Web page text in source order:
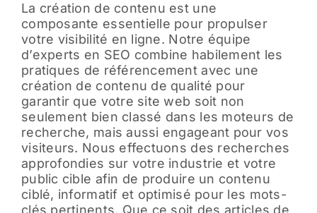
La création de contenu est une
composante essentielle pour propulser
votre visibilité en ligne. Notre équipe
d’experts en SEO combine habilement les
pratiques de référencement avec une
création de contenu de qualité pour
garantir que votre site web soit non
seulement bien classé dans les moteurs de
recherche, mais aussi engageant pour vos
visiteurs. Nous effectuons des recherches
approfondies sur votre industrie et votre
public cible afin de produire un contenu
ciblé, informatif et optimisé pour les mots-
clés pertinents. Que ce soit des articles de